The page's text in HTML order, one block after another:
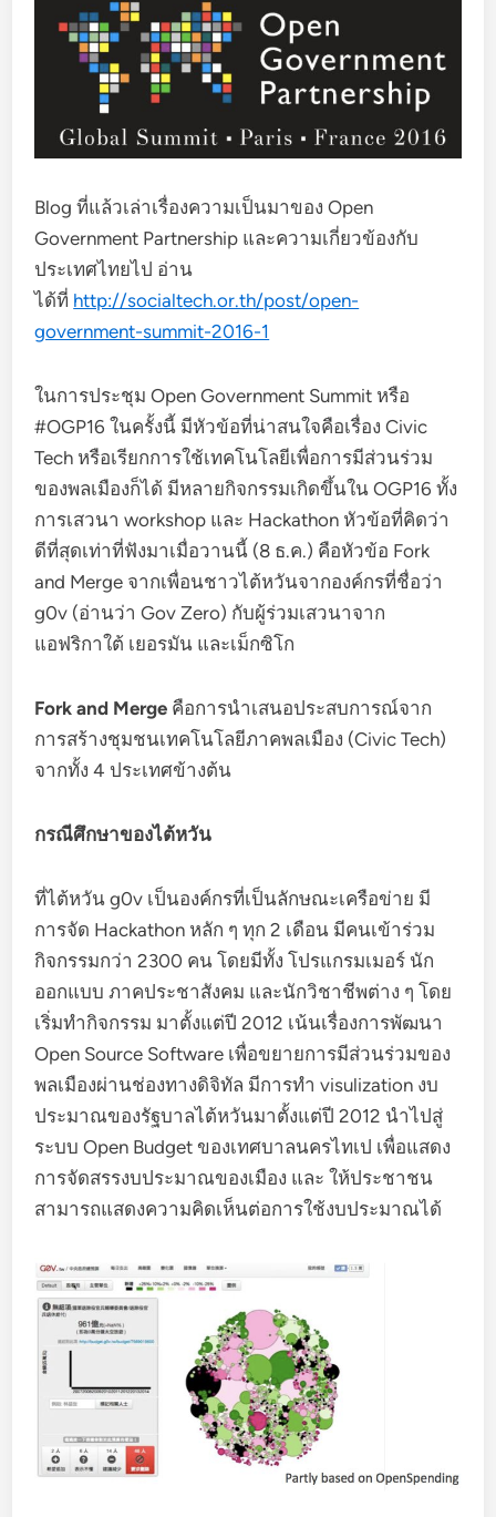
Blog ที่แล้วเล่าเรื่องความเป็นมาของ Open
Government Partnership และความเกี่ยวข้องกับ
ประเทศไทยไป อ่าน
ได้ที่ http://socialtech.or.th/post/open-
government-summit-2016-1
ในการประชุม Open Government Summit หรือ
#OGP16 ในครั้งนี้ มีหัวข้อที่น่าสนใจคือเรื่อง Civic
Tech หรือเรียกการใช้เทคโนโลยีเพื่อการมีส่วนร่วม
ของพลเมืองก็ได้ มีหลายกิจกรรมเกิดขึ้นใน OGP16 ทั้ง
การเสวนา workshop และ Hackathon หัวข้อที่คิดว่า
ดีที่สุดเท่าที่ฟังมาเมื่อวานนี้ (8 ธ.ค.) คือหัวข้อ Fork
and Merge จากเพื่อนชาวไต้หวันจากองค์กรที่ชื่อว่า
g0v (อ่านว่า Gov Zero) กับผู้ร่วมเสวนาจาก
แอฟริกาใต้ เยอรมัน และเม็กซิโก
Fork and Merge คือการนำเสนอประสบการณ์จาก
การสร้างชุมชนเทคโนโลยีภาคพลเมือง (Civic Tech)
จากทั้ง 4 ประเทศข้างต้น
กรณีศึกษาของไต้หวัน
ที่ไต้หวัน g0v เป็นองค์กรที่เป็นลักษณะเครือข่าย มี
การจัด Hackathon หลัก ๆ ทุก 2 เดือน มีคนเข้าร่วม
กิจกรรมกว่า 2300 คน โดยมีทั้ง โปรแกรมเมอร์ นัก
ออกแบบ ภาคประชาสังคม และนักวิชาชีพต่าง ๆ โดย
เริ่มทำกิจกรรม มาตั้งแต่ปี 2012 เน้นเรื่องการพัฒนา
Open Source Software เพื่อขยายการมีส่วนร่วมของ
พลเมืองผ่านช่องทางดิจิทัล มีการทำ visulization งบ
ประมาณของรัฐบาลไต้หวันมาตั้งแต่ปี 2012 นำไปสู่
ระบบ Open Budget ของเทศบาลนครไทเป เพื่อแสดง
การจัดสรรงบประมาณของเมือง และ ให้ประชาชน
สามารถแสดงความคิดเห็นต่อการใช้งบประมาณได้